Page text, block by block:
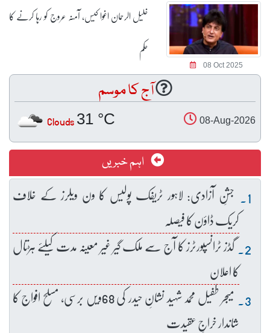
08 Oct 2025
خلیل الرحمان اغوا کیس، آمنہ عروج کو رہا کرنے کا
حکم
آج کا موسم
08-Aug-2026
31 °C
Clouds
اہم خبریں
جشنِ آزادی: لاہور ٹریفک پولیس کا ون ویلرز کے خلاف
کریک ڈاؤن کا فیصلہ
گڈز ٹرانسپورٹرز کا آج سے ملک گیر غیر معینہ مدت کیلئے ہڑتال
کا اعلان
میجر طفیل محمد شہید نشانِ حیدر کی 68ویں برسی، مسلح افواج کا
شاندار خراجِ عقیدت